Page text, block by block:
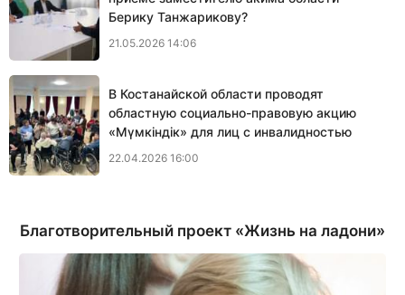
Берику Танжарикову?
21.05.2026 14:06
В Костанайской области проводят
областную социально-правовую акцию
«Мүмкіндік» для лиц с инвалидностью
22.04.2026 16:00
Благотворительный проект «Жизнь на ладони»